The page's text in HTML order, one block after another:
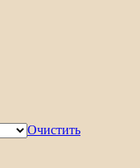
Очистить